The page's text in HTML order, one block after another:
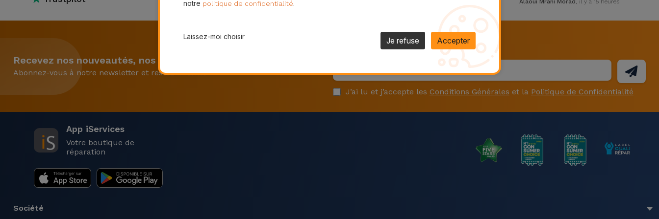
Voir
tout
Bracelets
de
Téléphone
Hygiène
Maison
Portefeuilles,
Étuis et Sacs
Nicolas, il y a 12 heures Alaoui Mrani Morad, il y a 15 heures
Recevez nos nouveautés, nos campagnes et nos offres exclusives.
Abonnez-vous à notre newsletter et restez informé
J’ai lu et j’accepte les Conditions Générales et la Politique de Confidentialité
App iServices
Votre boutique de
réparation
Société
notre politique de confidentialité.
Laissez-moi choisir Je refuse Accepter